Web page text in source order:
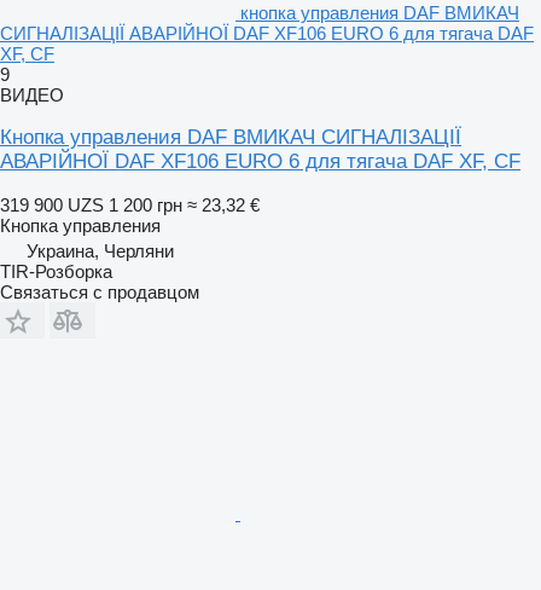
кнопка управления DAF ВМИКАЧ
СИГНАЛІЗАЦІЇ АВАРІЙНОЇ DAF XF106 EURO 6 для тягача DAF
XF, CF
9
ВИДЕО
Кнопка управления DAF ВМИКАЧ СИГНАЛІЗАЦІЇ
АВАРІЙНОЇ DAF XF106 EURO 6 для тягача DAF XF, CF
319 900 UZS 1 200 грн ≈ 23,32 €
Кнопка управления
Украина, Черляни
TIR-Розборка
Связаться с продавцом